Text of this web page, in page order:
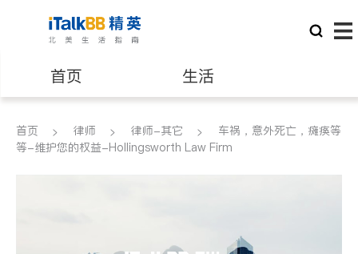
首页 生活
医生 律师
首页 律师 律师-其它
车祸，意外死亡，瘫痪等
等-维护您的权益-Hollingsworth Law Firm